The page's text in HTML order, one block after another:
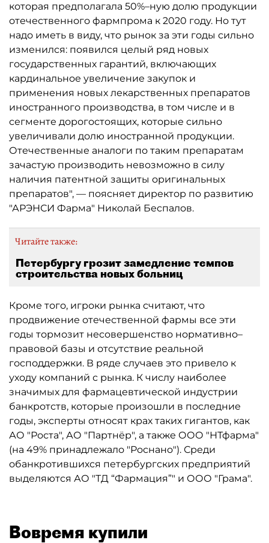
которая предполагала 50%–ную долю продукции
отечественного фармпрома к 2020 году. Но тут
надо иметь в виду, что рынок за эти годы сильно
изменился: появился целый ряд новых
государственных гарантий, включающих
кардинальное увеличение закупок и
применения новых лекарственных препаратов
иностранного производства, в том числе и в
сегменте дорогостоящих, которые сильно
увеличивали долю иностранной продукции.
Отечественные аналоги по таким препаратам
зачастую производить невозможно в силу
наличия патентной защиты оригинальных
препаратов", — поясняет директор по развитию
"АРЭНСИ Фарма" Николай Беспалов.
Читайте также:
Петербургу грозит замедление темпов
строительства новых больниц
Кроме того, игроки рынка считают, что
продвижение отечественной фармы все эти
годы тормозит несовершенство нормативно–
правовой базы и отсутствие реальной
господдержки. В ряде случаев это привело к
уходу компаний с рынка. К числу наиболее
значимых для фармацевтической индустрии
банкротств, которые произошли в последние
годы, эксперты относят крах таких гигантов, как
АО "Роста", АО "Партнёр", а также ООО "НТфарма"
(на 49% принадлежало "Роснано"). Среди
обанкротившихся петербургских предприятий
выделяются АО "ТД “Фармация”" и ООО "Грама".
Вовремя купили